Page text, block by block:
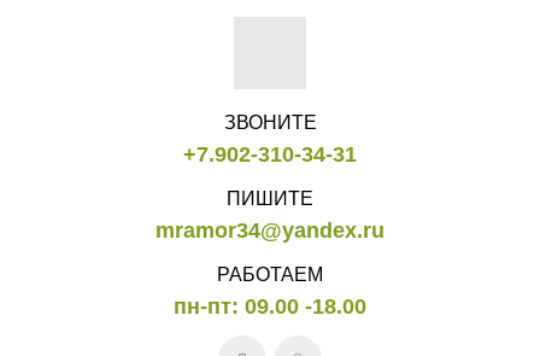
ЗВОНИТЕ
+7.902-310-34-31
ПИШИТЕ
mramor34@yandex.ru
РАБОТАЕМ
пн-пт: 09.00 -18.00